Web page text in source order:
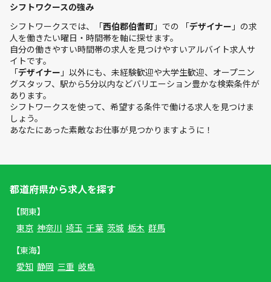
シフトワクースの強み
シフトワークスでは、「西伯郡伯耆町 」での 「デザイナー 」の求
人を働きたい曜日・時間帯を軸に探せます。
自分の働きやすい時間帯の求人を見つけやすいアルバイト求人サ
イトです。
「デザイナー 」以外にも、未経験歓迎や大学生歓迎、オープニン
グスタッフ、駅から5分以内などバリエーション豊かな検索条件が
あります。
シフトワークスを使って、希望する条件で働ける求人を見つけま
しょう。
あなたにあった素敵なお仕事が見つかりますように！
都道府県から求人を探す
【関東】
東京 神奈川 埼玉 千葉 茨城 栃木 群馬
【東海】
愛知 静岡 三重 岐阜